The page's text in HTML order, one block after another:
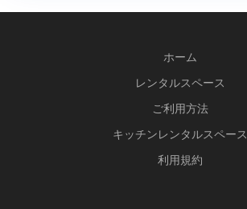
o
o
k
ホーム
レンタルスペース
ご利用方法
キッチンレンタルスペース
利用規約